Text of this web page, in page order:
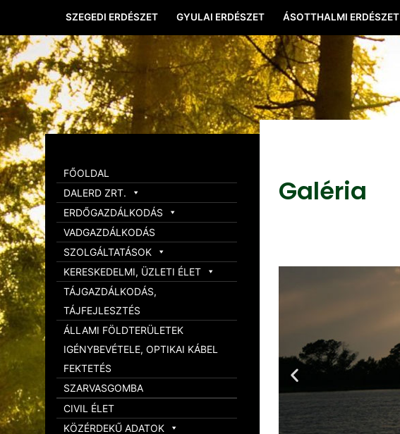
SZEGEDI ERDÉSZET GYULAI ERDÉSZET ÁSOTTHALMI ERDÉSZET
Galéria
FŐOLDAL
DALERD ZRT.
ERDŐGAZDÁLKODÁS
VADGAZDÁLKODÁS
SZOLGÁLTATÁSOK
KERESKEDELMI, ÜZLETI ÉLET
TÁJGAZDÁLKODÁS,
TÁJFEJLESZTÉS
ÁLLAMI FÖLDTERÜLETEK
IGÉNYBEVÉTELE, OPTIKAI KÁBEL
FEKTETÉS
SZARVASGOMBA
CIVIL ÉLET
KÖZÉRDEKŰ ADATOK